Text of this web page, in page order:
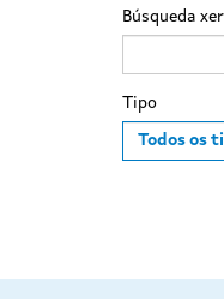
Búsqueda
Tipo